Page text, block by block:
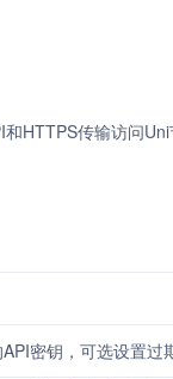
HTTPS传输访问
密钥，可选设置